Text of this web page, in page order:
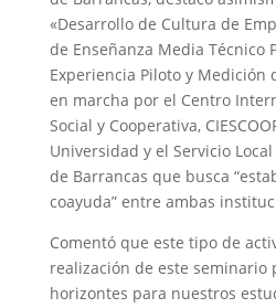
«Desarrollo de Cultura de
de Enseñanza Media Técnico
Experiencia Piloto y Medición
en marcha por el Centro
Social y Cooperativa,
Universidad y el Servicio
de Barrancas que busca
coayuda” entre ambas
Comentó que este tipo de
realización de este seminario
horizontes para nuestros